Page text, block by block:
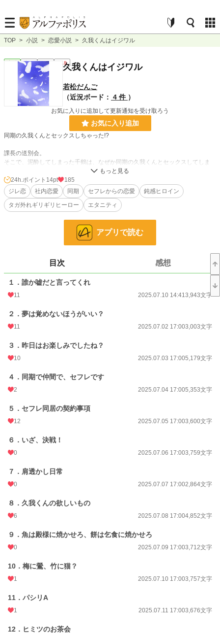
TOP > 小説 > 恋愛小説 > 久我くんはイジワル
完結 長編 R18久我くんはイジワル
若松だんご
（近況ボード： 4 件 ）
お気に入りに追加して更新通知を受け取ろう
お気に入り追加
同期の久我くんとセックスしちゃった!?
課長の送別会。
そこで、泥酔してしまった千鶴は、なぜか同期の久我くんとセックスしてしま
不感症。
そのせいで、大学時代からのカレシに二股かけられ捨てられた千鶴。
「お前が不感症かどうか、俺が確かめてやるよ」――的なやり取りの結果、彼と
「お前ほどの名器、他にいない」と言ってくれるけど！ 気持ち良すぎて潮噴い
千鶴、大パニック。
カレシと別れて、住むところもなくなった千鶴に、久我くんは「セフレとして同
居」を提案してくれて。その提案に乗った千鶴だけど。
なんじゃないの？
くれたり。
久我くんとの生活は、楽しいのだけれど。
ちゃダメでしょ。
そう理性は考えるのだけど、体は言うことをきかなくて？
(久我くんは、どういうつもりで同居を提案したんだろ)
わからない彼の考えに、モヤモヤする心と体。
鈍感ヒロインが、理性のタガが外れそうで必死ヒーローに溺愛されていることに
小説
お気に入り
24h.ポイント 14 pt
文字数
更新日時 2025.07.28 17:00
初回公開日時
初回完結日時 2025.07.28 17:04
24h.ポイント 14pt
185
ジレ恋
社内恋愛 同期 セフレからの恋愛
鈍感ヒロイン
タガ外れギリギリヒーロー
エタニティ
アプリで読む
目次 感想
１．誰か嘘だと言ってくれ
11 2025.07.10 14:413,943文字
２．夢は覚めないほうがいい？
11 2025.07.02 17:003,003文字
３．昨日はお楽しみでしたね？
10 2025.07.03 17:005,179文字
４．同期で仲間で、セフレです
2 2025.07.04 17:005,353文字
５．セフレ同居の契約事項
12 2025.07.05 17:003,600文字
６．いざ、決戦！
0 2025.07.06 17:003,759文字
７．肩透かし日常
0 2025.07.07 17:002,864文字
８．久我くんの欲しいもの
6 2025.07.08 17:004,852文字
９．魚は殿様に焼かせろ、餅は乞食に焼かせろ
0 2025.07.09 17:003,712文字
10．梅に鶯、竹に猫？
1 2025.07.10 17:003,757文字
11．パシリA
1 2025.07.11 17:003,676文字
12．ヒミツのお茶会